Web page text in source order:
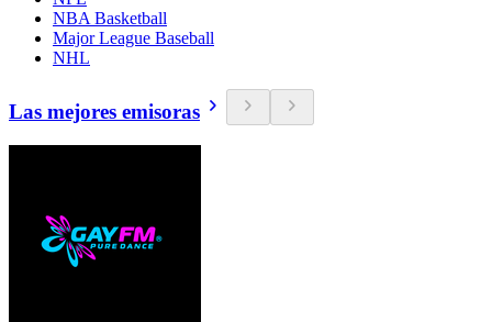
NBA Basketball
Major League Baseball
NHL
Las mejores emisoras